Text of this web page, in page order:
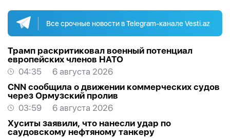
Все срочные новости в Telegram-канале Vesti.az
Трамп раскритиковал военный потенциал
европейских членов НАТО
04:35
6 августа 2026
CNN сообщила о движении коммерческих судов
через Ормузский пролив
03:59
6 августа 2026
Хуситы заявили, что нанесли удар по
саудовскому нефтяному танкеру